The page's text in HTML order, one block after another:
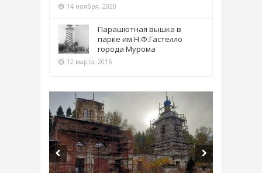
14 ноября, 2020
Парашютная вышка в
парке им Н.Ф.Гастелло
города Мурома
12 марта, 2016